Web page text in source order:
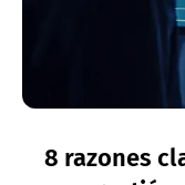
8 razones